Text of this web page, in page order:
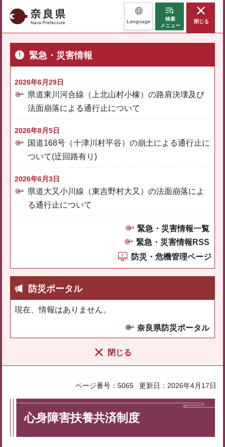
奈良県 Language
検索
メニュー
閉じる
緊急・災害情報
2026年6月29日
県道東川河合線（上北山村小橡）の路肩決壊及び
法面崩落による通行止について
2026年8月5日
国道168号（十津川村平谷）の崩土による通行止に
ついて(迂回路有り)
2026年6月3日
県道大又小川線（東吉野村大又）の法面崩落によ
る通行止について
緊急・災害情報一覧
緊急・災害情報RSS
防災・危機管理ページ
防災ポータル
現在、情報はありません。
奈良県防災ポータル
閉じる
ページ番号：5065 更新日：2026年4月17日
心身障害扶養共済制度